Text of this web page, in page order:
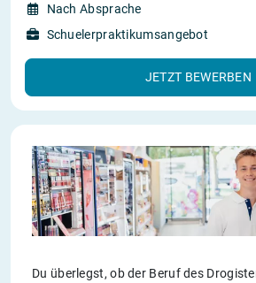
Nach Absprache
Schuelerpraktikumsangebot
JETZT BEWERBEN
Du überlegst, ob der Beruf des